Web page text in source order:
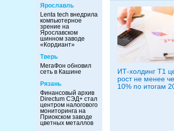
Ярославль
Lenta tech внедрила
компьютерное
зрение на
Ярославском
шинном заводе
«Кордиант»
Тверь
МегаФон обновил
сеть в Кашине
Рязань
Финансовый архив
Directum СЭД+ стал
центром налогового
мониторинга на
Приокском заводе
цветных металлов
ИТ-холдинг Т1
рост не менее
10% по итогам